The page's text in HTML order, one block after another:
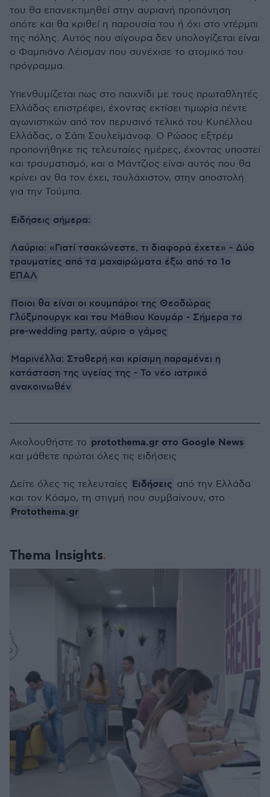
του θα επανεκτιμηθεί στην αυριανή προπόνηση
οπότε και θα κριθεί η παρουσία του ή όχι στο ντέρμπι
της πόλης. Αυτός που σίγουρα δεν υπολογίζεται είναι
ο Φαμπιάνο Λέισμαν που συνέχισε το ατομικό του
πρόγραμμα.
Υπενθυμίζεται πως στο παιχνίδι με τους πρωταθλητές
Ελλάδας επιστρέφει, έχοντας εκτίσει τιμωρία πέντε
αγωνιστικών από τον περυσινό τελικό του Κυπέλλου
Ελλάδας, ο Σάπι Σουλεϊμάνοφ. Ο Ρώσος εξτρέμ
προπονήθηκε τις τελευταίες ημέρες, έχοντας υποστεί
και τραυματισμό, και ο Μάντζιος είναι αυτός που θα
κρίνει αν θα τον έχει, τουλάχιστον, στην αποστολή
για την Τούμπα.
Ειδήσεις σήμερα:
Λαύριο: «Γιατί τσακώνεστε, τι διαφορά έχετε» - Δύο
τραυματίες από τα μαχαιρώματα έξω από το 1ο
ΕΠΑΛ
Ποιοι θα είναι οι κουμπάροι της Θεοδώρας
Γλύξμπουργκ και του Μάθιου Κουμάρ - Σήμερα το
pre-wedding party, αύριο ο γάμος
Μαρινέλλα: Σταθερή και κρίσιμη παραμένει η
κατάσταση της υγείας της - Το νέο ιατρικό
ανακοινωθέν
Thema Insights
Ακολουθήστε το protothema.gr στο Google News
και μάθετε πρώτοι όλες τις ειδήσεις
Δείτε όλες τις τελευταίες Ειδήσεις από την Ελλάδα
και τον Κόσμο, τη στιγμή που συμβαίνουν, στο
Protothema.gr